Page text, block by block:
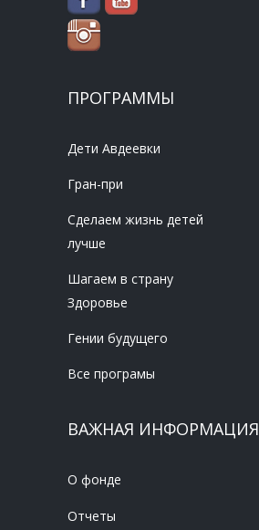
ПРОГРАММЫ
Дети Авдеевки
Гран-при
Сделаем жизнь детей
лучше
Шагаем в страну
Здоровье
Гении будущего
Все програмы
ВАЖНАЯ ИНФОРМАЦИЯ
О фонде
Отчеты